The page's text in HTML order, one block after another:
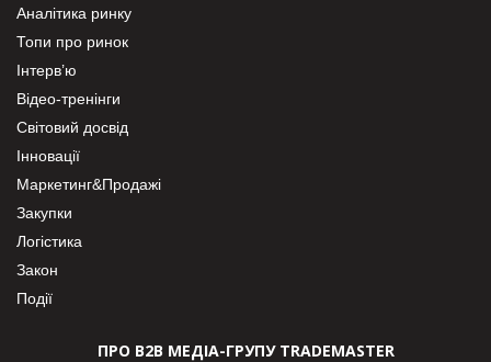
Аналітика ринку
Топи про ринок
Інтерв’ю
Відео-тренінги
Світовий досвід
Інновації
Маркетинг&Продажі
Закупки
Логістика
Закон
Події
ПРО В2В МЕДІА-ГРУПУ TRADEMASTER